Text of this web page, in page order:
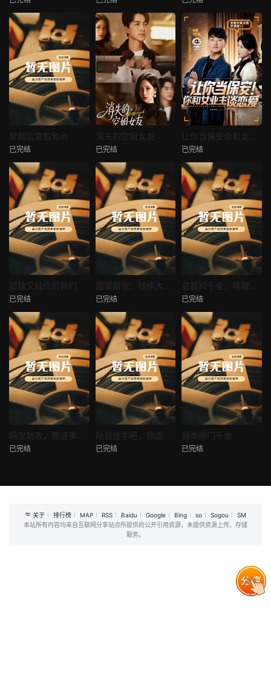
邪王追妻
未知 未知
我的AI女友
未知
未知
穿越后宫假和尚
已完结
热播
未知
消失的空姐女友
已完结
未知
已完结
未知
孤独又灿烂的我们
已完结
热播
未知
已完结
热播
未知
已完结
热播
已完结
热播
已完结
热播
我本豪门千金
我本豪门千金
已完结
关于 排行榜 MAP RSS Baidu Google Bing so Sogou
SM
本站所有内容均来自互联网分享站点所提供的公开引用资源，未提供资源上传、存储
服务。